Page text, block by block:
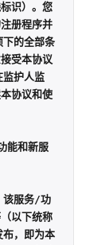
识）。您
册程序并
的全部条
受本协议
监护人监
协议和使
能和新服
该服务/功
以下统称
，即为本